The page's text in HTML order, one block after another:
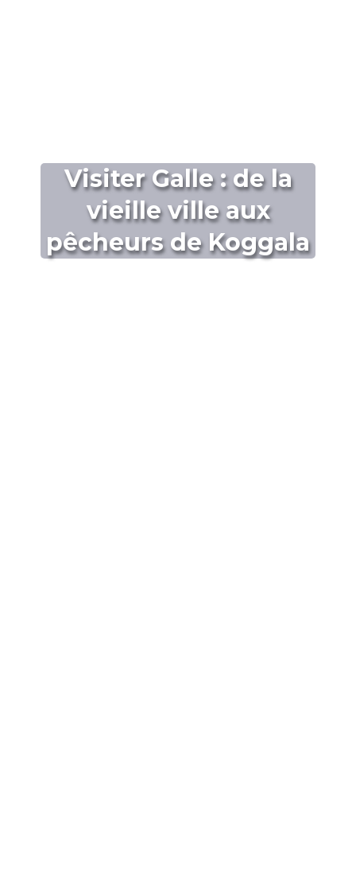
Visiter Galle : de la
vieille ville aux
pêcheurs de Koggala